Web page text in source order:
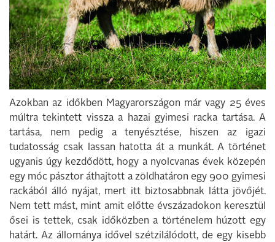
Azokban az időkben Magyarországon már vagy 25 éves
múltra tekintett vissza a hazai gyimesi racka tartása. A
tartása, nem pedig a tenyésztése, hiszen az igazi
tudatosság csak lassan hatotta át a munkát. A történet
ugyanis úgy kezdődött, hogy a nyolcvanas évek közepén
egy móc pásztor áthajtott a zöldhatáron egy 900 gyimesi
rackából álló nyájat, mert itt biztosabbnak látta jövőjét.
Nem tett mást, mint amit előtte évszázadokon keresztül
ősei is tettek, csak időközben a történelem húzott egy
határt. Az állománya idővel szétzilálódott, de egy kisebb